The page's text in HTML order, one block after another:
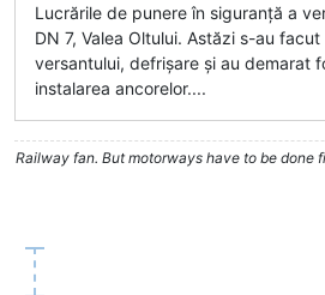
Lucrările de punere în siguranță a
DN 7, Valea Oltului. Astăzi s-au
versantului, defrișare și au demarat
instalarea ancorelor....
Railway fan. But motorways have to be done